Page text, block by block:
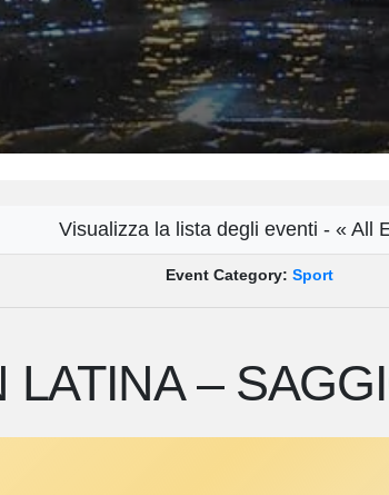
Visualizza la lista degli eventi - « All
Event Category: Sport
LATINA –